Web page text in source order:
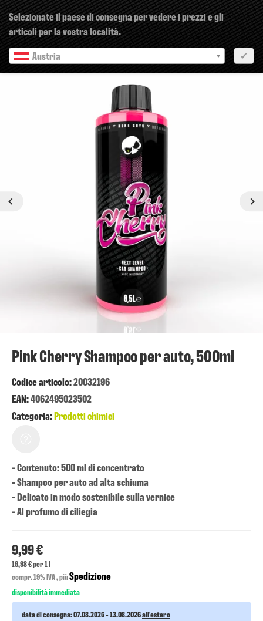
Selezionate il paese di consegna per vedere i prezzi e gli
articoli per la vostra località.
Austria
✔
Prossimo
Pink Cherry Shampoo per auto, 500ml
Codice articolo:20032196
EAN:4062495023502
Categoria:Prodotti chimici
- Contenuto: 500 ml di concentrato
- Shampoo per auto ad alta schiuma
- Delicato in modo sostenibile sulla vernice
- Al profumo di ciliegia
9,99 €
19,98 € per 1 l
compr. 19% IVA , piùSpedizione
disponibilità immediata
data di consegna:07.08.2026 - 13.08.2026all'estero